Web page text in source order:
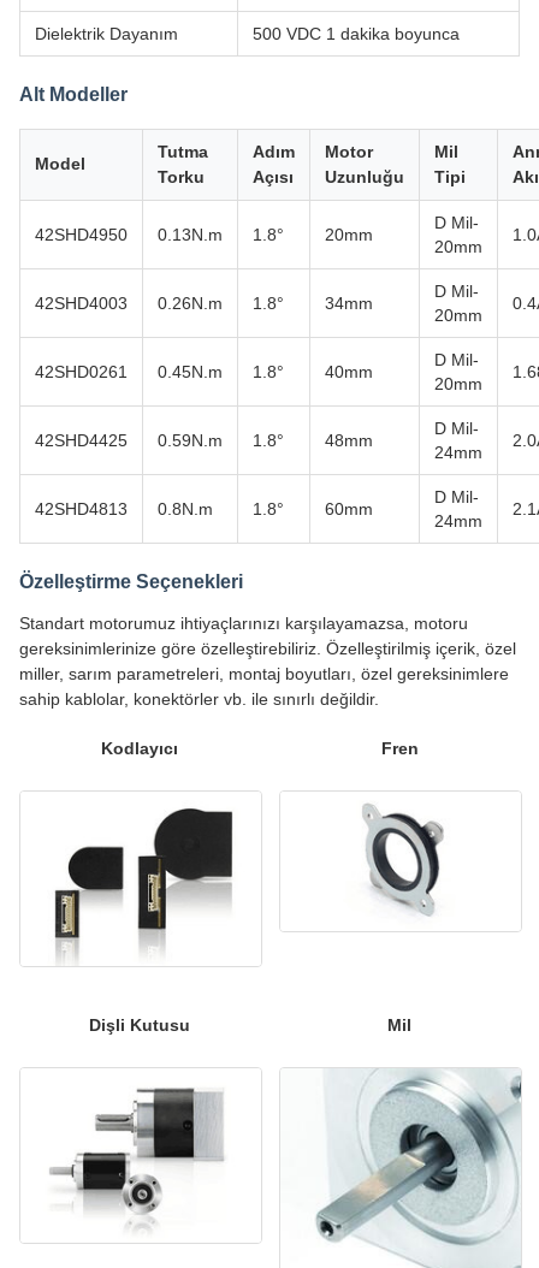
Dielektrik Dayanım 500 VDC 1 dakika boyunca
Alt Modeller
Model
Tutma
Torku
Adım
Açısı
Motor
Uzunluğu
Mil
Tipi
42SHD4950 0.13N.m 1.8° 20mm
D Mil-
20mm
42SHD4003 0.26N.m 1.8° 34mm
D Mil-
20mm
42SHD0261 0.45N.m 1.8° 40mm
D Mil-
20mm
42SHD4425 0.59N.m 1.8° 48mm
D Mil-
24mm
42SHD4813 0.8N.m 1.8° 60mm
D Mil-
24mm
Özelleştirme Seçenekleri
Standart motorumuz ihtiyaçlarınızı karşılayamazsa, motoru
gereksinimlerinize göre özelleştirebiliriz. Özelleştirilmiş içerik, özel
miller, sarım parametreleri, montaj boyutları, özel gereksinimlere
sahip kablolar, konektörler vb. ile sınırlı değildir.
Kodlayıcı Fren
Dişli Kutusu Mil